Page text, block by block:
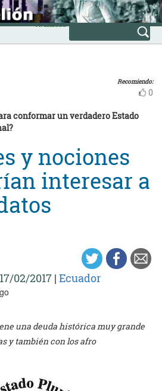
Avanzada
Recomiendo:
0
conformar un verdadero Estado
y nociones
interesar a
17/02/2017 | Ecuador
una deuda histórica muy grande
y también con los afro